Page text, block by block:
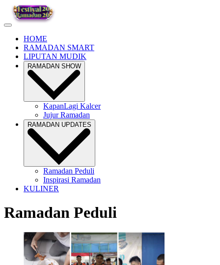
HOME
RAMADAN SMART
LIPUTAN MUDIK
RAMADAN SHOW
KapanLagi Kalcer
Jujur Ramadan
RAMADAN UPDATES
Ramadan Peduli
Inspirasi Ramadan
KULINER
Ramadan Peduli